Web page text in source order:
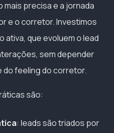
precisa e a jornada
e o corretor. Investimos
ativa, que evoluem o lead
sem depender
do feeling do corretor.
são:
: leads são triados por